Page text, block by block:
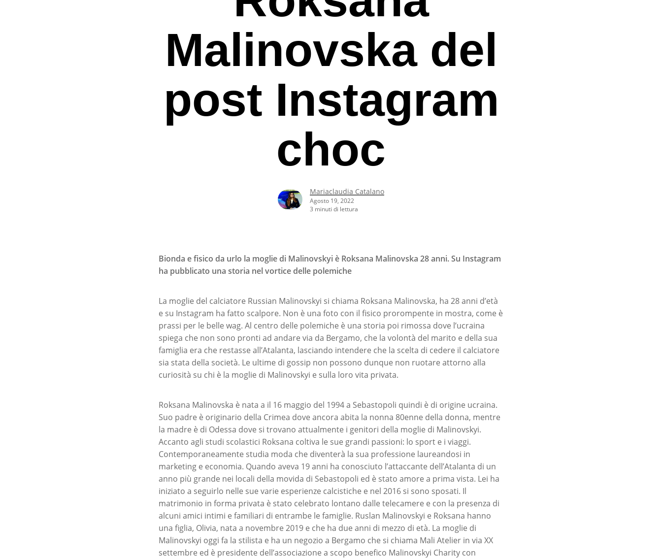
Premi invio per cercare o ESC per uscire
Malinovska del
post Instagram
choc
Mariaclaudia Catalano
Agosto 19, 2022
3 minuti di lettura
Bionda e fisico da urlo la moglie di Malinovskyi è Roksana Malinovska 28 anni. Su Instagram
ha pubblicato una storia nel vortice delle polemiche
La moglie del calciatore Russian Malinovskyi si chiama Roksana Malinovska, ha 28 anni d’età
e su Instagram ha fatto scalpore. Non è una foto con il fisico prorompente in mostra, come è
prassi per le belle wag. Al centro delle polemiche è una storia poi rimossa dove l’ucraina
spiega che non sono pronti ad andare via da Bergamo, che la volontà del marito e della sua
famiglia era che restasse all’Atalanta, lasciando intendere che la scelta di cedere il calciatore
sia stata della società. Le ultime di gossip non possono dunque non ruotare attorno alla
curiosità su chi è la moglie di Malinovskyi e sulla loro vita privata.
Roksana Malinovska è nata a il 16 maggio del 1994 a Sebastopoli quindi è di origine ucraina.
Suo padre è originario della Crimea dove ancora abita la nonna 80enne della donna, mentre
la madre è di Odessa dove si trovano attualmente i genitori della moglie di Malinovskyi.
Accanto agli studi scolastici Roksana coltiva le sue grandi passioni: lo sport e i viaggi.
Contemporaneamente studia moda che diventerà la sua professione laureandosi in
marketing e economia. Quando aveva 19 anni ha conosciuto l’attaccante dell’Atalanta di un
anno più grande nei locali della movida di Sebastopoli ed è stato amore a prima vista. Lei ha
iniziato a seguirlo nelle sue varie esperienze calcistiche e nel 2016 si sono sposati. Il
matrimonio in forma privata è stato celebrato lontano dalle telecamere e con la presenza di
alcuni amici intimi e familiari di entrambe le famiglie. Ruslan Malinovskyi e Roksana hanno
una figlia, Olivia, nata a novembre 2019 e che ha due anni di mezzo di età. La moglie di
Malinovskyi oggi fa la stilista e ha un negozio a Bergamo che si chiama Mali Atelier in via XX
settembre ed è presidente dell’associazione a scopo benefico Malinovskyi Charity con